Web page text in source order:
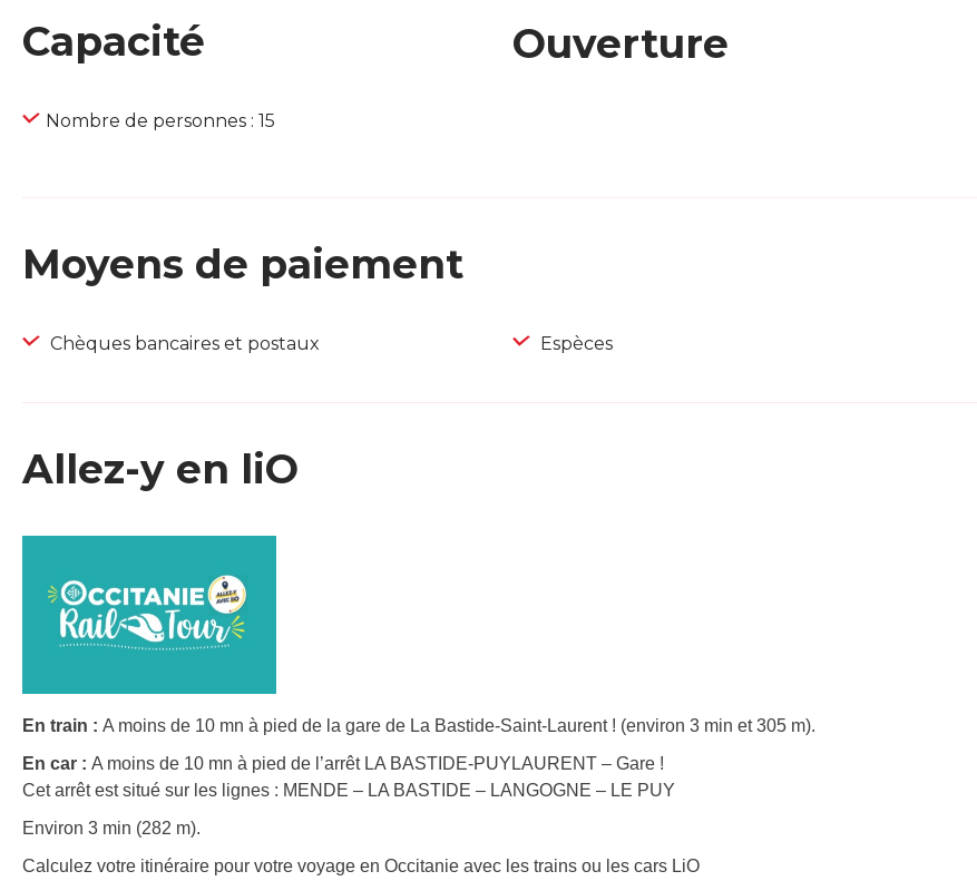
Capacité
Nombre de personnes : 15
Ouverture
Moyens de paiement
Chèques bancaires et postaux Espèces
Allez-y en liO
En train : A moins de 10 mn à pied de la gare de La Bastide-Saint-Laurent ! (environ 3 min et 305 m).
En car : A moins de 10 mn à pied de l’arrêt LA BASTIDE-PUYLAURENT – Gare !
Cet arrêt est situé sur les lignes : MENDE – LA BASTIDE – LANGOGNE – LE PUY
Environ 3 min (282 m).
Calculez votre itinéraire pour votre voyage en Occitanie avec les trains ou les cars LiO